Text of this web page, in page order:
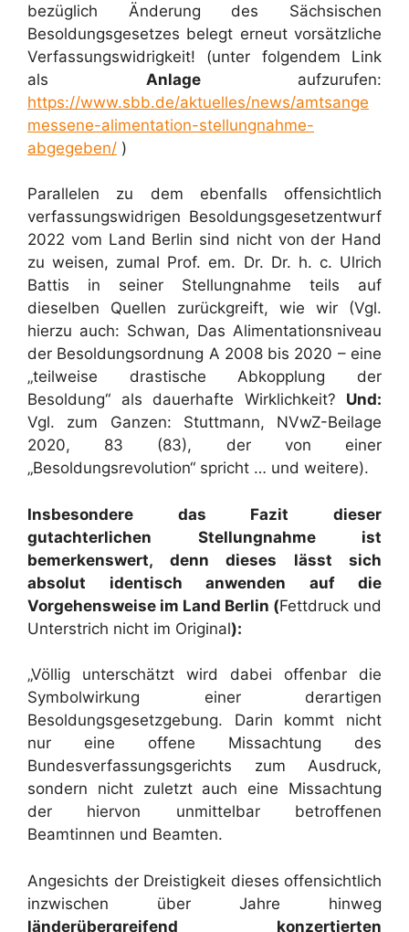
bezüglich Änderung des Sächsischen
Besoldungsgesetzes belegt erneut vorsätzliche
Verfassungswidrigkeit! (unter folgendem Link
als Anlageaufzurufen:
https://www.sbb.de/aktuelles/news/amtsange
messene-alimentation-stellungnahme-
abgegeben/ )
Parallelen zu dem ebenfalls offensichtlich
verfassungswidrigen Besoldungsgesetzentwurf
2022 vom Land Berlin sind nicht von der Hand
zu weisen, zumal Prof. em. Dr. Dr. h. c. Ulrich
Battis in seiner Stellungnahme teils auf
dieselben Quellen zurückgreift, wie wir (Vgl.
hierzu auch: Schwan, Das Alimentationsniveau
der Besoldungsordnung A 2008 bis 2020 – eine
„teilweise drastische Abkopplung der
Besoldung“ als dauerhafte Wirklichkeit? Und:
Vgl. zum Ganzen: Stuttmann, NVwZ-Beilage
2020, 83 (83), der von einer
„Besoldungsrevolution“ spricht … und weitere).
Insbesondere das Fazit dieser
gutachterlichen Stellungnahme ist
bemerkenswert, denn dieses lässt sich
absolut identisch anwenden auf die
Vorgehensweise im Land Berlin (Fettdruck und
Unterstrich nicht im Original):
„Völlig unterschätzt wird dabei offenbar die
Symbolwirkung einer derartigen
Besoldungsgesetzgebung. Darin kommt nicht
nur eine offene Missachtung des
Bundesverfassungsgerichts zum Ausdruck,
sondern nicht zuletzt auch eine Missachtung
der hiervon unmittelbar betroffenen
Beamtinnen und Beamten.
Angesichts der Dreistigkeit dieses offensichtlich
inzwischen über Jahre hinweg
länderübergreifend konzertierten